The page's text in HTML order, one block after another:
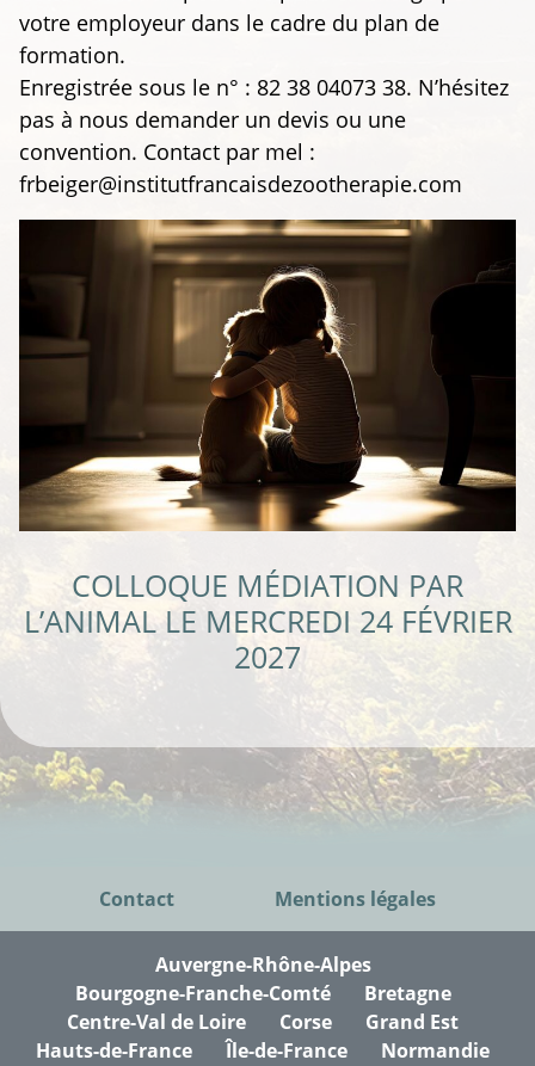
votre employeur dans le cadre du plan de
formation.
Enregistrée sous le n° : 82 38 04073 38. N’hésitez
pas à nous demander un devis ou une
convention. Contact par mel :
frbeiger@institutfrancaisdezootherapie.com
COLLOQUE MÉDIATION PAR
L’ANIMAL LE MERCREDI 24 FÉVRIER
2027
Contact Mentions légales
Auvergne-Rhône-Alpes
Bourgogne-Franche-Comté
Bretagne
Centre-Val de Loire
Corse
Grand Est
Hauts-de-France
Île-de-France Normandie